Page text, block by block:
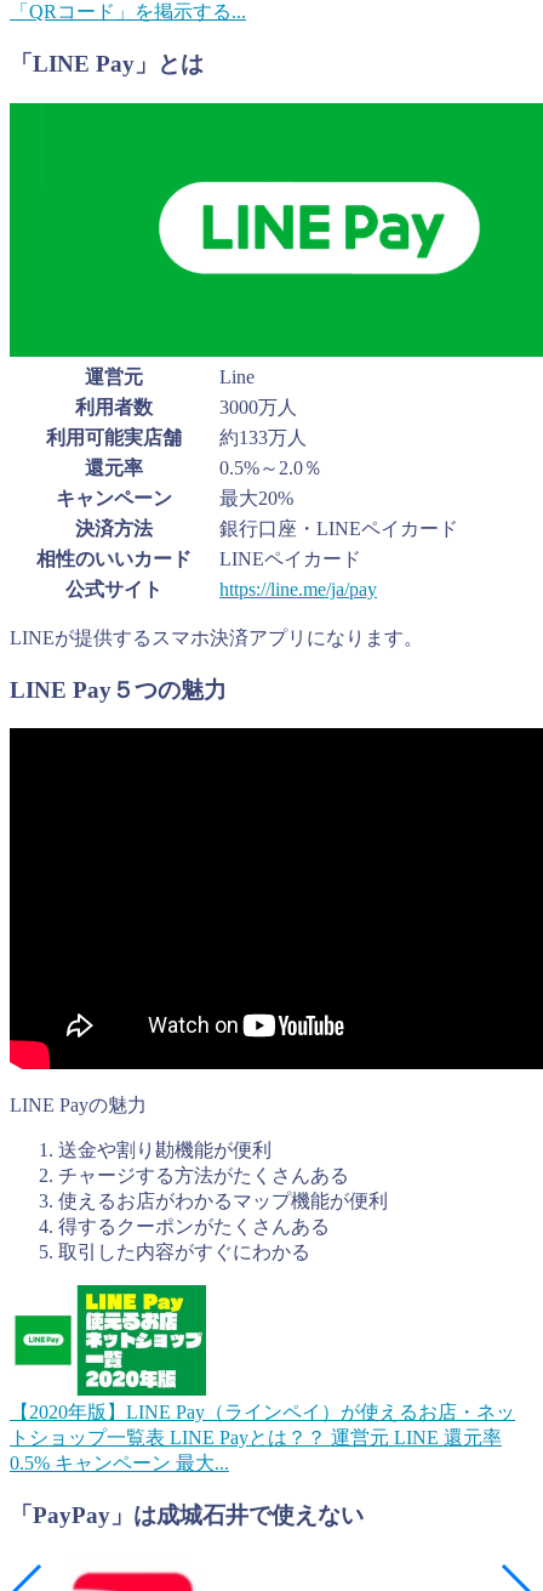
「QRコード」を掲示する...
「LINE Pay」とは
運営元
Line
利用者数
3000万人
利用可能実店舗
約133万人
還元率
0.5%～2.0％
キャンペーン
最大20%
決済方法
銀行口座・LINEペイカード
相性のいいカード
LINEペイカード
公式サイト
https://line.me/ja/pay
LINEが提供するスマホ決済アプリになります。
LINE Pay５つの魅力
LINE Payの魅力
送金や割り勘機能が便利
チャージする方法がたくさんある
使えるお店がわかるマップ機能が便利
得するクーポンがたくさんある
取引した内容がすぐにわかる
【2020年版】LINE Pay（ラインペイ）が使えるお店・ネッ
トショップ一覧表 LINE Payとは？？ 運営元 LINE 還元率
0.5% キャンペーン 最大...
「PayPay」は成城石井で使えない